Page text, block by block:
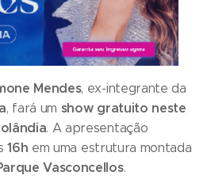
Mendes, ex-integrante da
, fará um show gratuito neste
. A apresentação
16h em uma estrutura montada
Vasconcellos.